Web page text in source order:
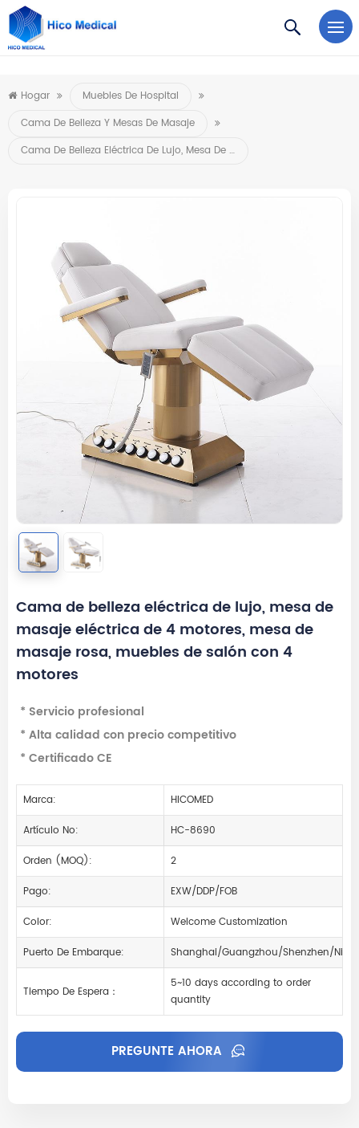
https://www.microsoft.com/en-us/microsoft-teams/log-in
Hogar
Muebles De Hospital
Cama De Belleza Y Mesas De Masaje
Cama De Belleza Eléctrica De Lujo, Mesa De Masaje Eléctrica De 4 Motores, Mesa De Masaje Rosa, Muebles De Salón Con 4 Motores
Cama de belleza eléctrica de lujo, mesa de
masaje eléctrica de 4 motores, mesa de
masaje rosa, muebles de salón con 4
motores
* Servicio profesional
* Alta calidad con precio competitivo
* Certificado CE
Marca:
HICOMED
Artículo No:
HC-8690
Orden (MOQ):
2
Pago:
EXW/DDP/FOB
Color:
Welcome Customization
Puerto De Embarque:
Shanghai/Guangzhou/Shenzhen/
Tiempo De Espera：
5~10 days according to order
quantity
PREGUNTE AHORA